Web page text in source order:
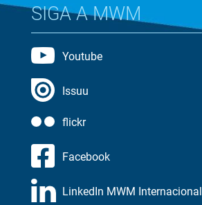
SIGA A MWM
Youtube
Issuu
flickr
Facebook
LinkedIn MWM Internacional